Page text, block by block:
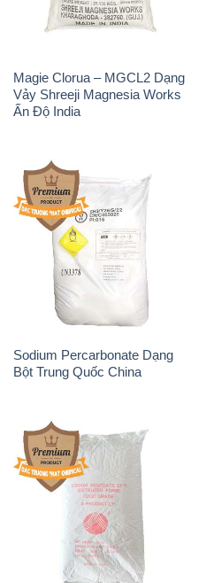
Magie Clorua – MGCL2 Dạng
Vảy Shreeji Magnesia Works
Ấn Độ India
Sodium Percarbonate Dạng
Bột Trung Quốc China